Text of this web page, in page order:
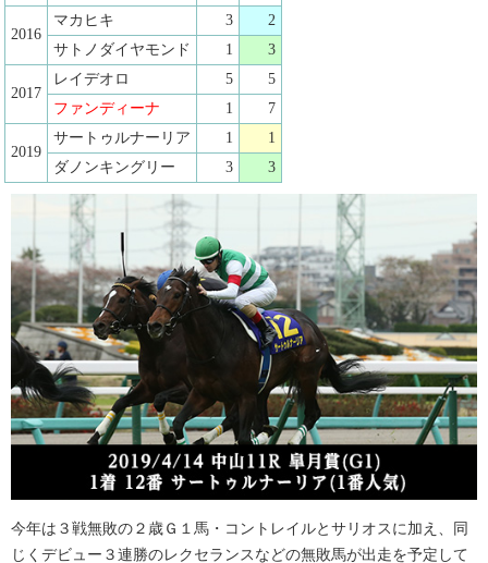
2016
マカヒキ 3
2
サトノダイヤモンド
1 3
2017
レイデオロ 5
5
ファンディーナ
1 7
2019
サートゥルナーリア 1
1
ダノンキングリー
3 3
今年は３戦無敗の２歳Ｇ１馬・コントレイルとサリオスに加え、同
じくデビュー３連勝のレクセランスなどの無敗馬が出走を予定して